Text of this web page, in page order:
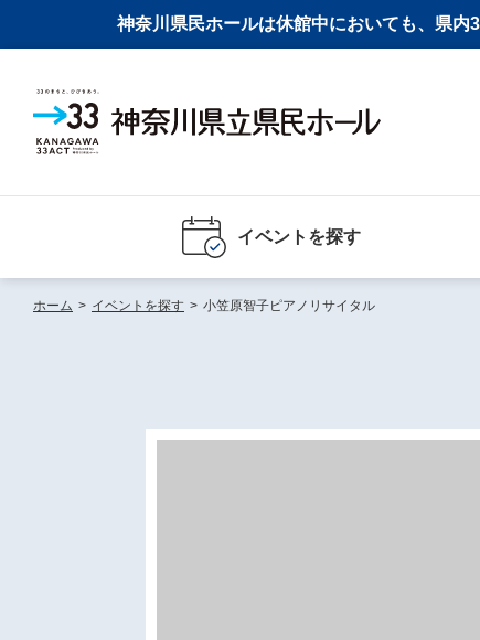
神奈川県民ホールは休館中においても、県
イベントを探す
ホーム > イベントを探す > 小笠原智子ピアノリサイタル